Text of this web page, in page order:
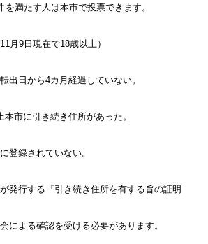
満たす人は本市で投票できます。
月9日現在で18歳以上）
出日から4カ月経過していない。
本市に引き続き住所があった。
登録されていない。
発行する『引き続き住所を有する旨の証明
による確認を受ける必要があります。